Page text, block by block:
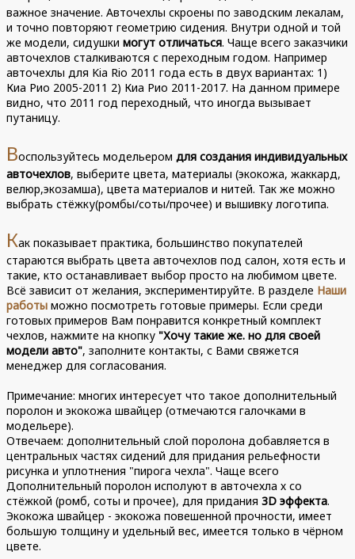
важное значение. Авточехлы скроены по заводским лекалам,
и точно повторяют геометрию сидения. Внутри одной и той
же модели, сидушкимогут отличаться. Чаще всего заказчики
авточехлов сталкиваются с переходным годом. Например
авточехлы для Kia Rio 2011 года есть в двух вариантах: 1)
Киа Рио 2005-2011 2) Киа Рио 2011-2017. На данном примере
видно, что 2011 год переходный, что иногда вызывает
путаницу.
Воспользуйтесь модельеромдля создания индивидуальных
авточехлов, выберите цвета, материалы (экокожа, жаккард,
велюр,экозамша), цвета материалов и нитей. Так же можно
выбрать стёжку(ромбы/соты/прочее) и вышивку логотипа.
Как показывает практика, большинство покупателей
стараются выбрать цвета авточехлов под салон, хотя есть и
такие, кто останавливает выбор просто на любимом цвете.
Всё зависит от желания, экспериментируйте. В разделе Наши
работы можно посмотреть готовые примеры. Если среди
готовых примеров Вам понравится конкретный комплект
чехлов, нажмите на кнопку "Хочу такие же. но для своей
модели авто", заполните контакты, с Вами свяжется
менеджер для согласования.
Примечание: многих интересует что такое дополнительный
поролон и экокожа швайцер (отмечаются галочками в
модельере).
Отвечаем: дополнительный слой поролона добавляется в
центральных частях сидений для придания рельефности
рисунка и уплотнения "пирога чехла". Чаще всего
Дополнительный поролон исполуют в авточехла х со
стёжкой (ромб, соты и прочее), для придания3D эффекта.
Экокожа швайцер - экокожа повешенной прочности, имеет
большую толщину и удельный вес, имеется только в чёрном
цвете.